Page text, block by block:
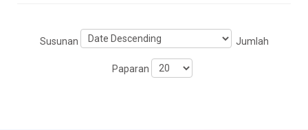
Susunan Jumlah
Paparan